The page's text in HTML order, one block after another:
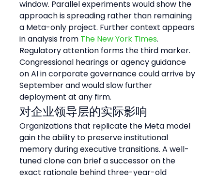
window. Parallel experiments would show the
approach is spreading rather than remaining
a Meta-only project. Further context appears
in analysis from The New York Times.
Regulatory attention forms the third marker.
Congressional hearings or agency guidance
on AI in corporate governance could arrive by
September and would slow further
deployment at any firm.
对企业领导层的实际影响
Organizations that replicate the Meta model
gain the ability to preserve institutional
memory during executive transitions. A well-
tuned clone can brief a successor on the
exact rationale behind three-year-old